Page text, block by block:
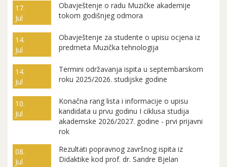
17.
Jul
Obavještenje o radu Muzičke akademije
tokom godišnjeg odmora
14.
Jul
Obavještenje za studente o upisu ocjena iz
predmeta Muzička tehnologija
14.
Jul
Termini održavanja ispita u septembarskom
roku 2025/2026. studijske godine
10.
Jul
Konačna rang lista i informacije o upisu
kandidata u prvu godinu I ciklusa studija
akademske 2026/2027. godine - prvi prijavni
rok
08.
Jul
Rezultati popravnog završnog ispita iz
Didaktike kod prof. dr. Sandre Bjelan